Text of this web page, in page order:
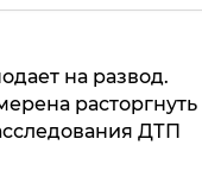
на развод.
расторгнуть
ДТП